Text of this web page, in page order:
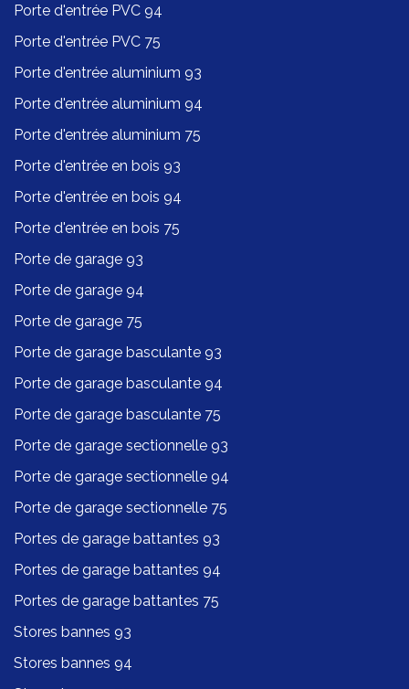
Porte d'entrée PVC 94
Porte d'entrée PVC 75
Porte d'entrée aluminium 93
Porte d'entrée aluminium 94
Porte d'entrée aluminium 75
Porte d'entrée en bois 93
Porte d'entrée en bois 94
Porte d'entrée en bois 75
Porte de garage 93
Porte de garage 94
Porte de garage 75
Porte de garage basculante 93
Porte de garage basculante 94
Porte de garage basculante 75
Porte de garage sectionnelle 93
Porte de garage sectionnelle 94
Porte de garage sectionnelle 75
Portes de garage battantes 93
Portes de garage battantes 94
Portes de garage battantes 75
Stores bannes 93
Stores bannes 94